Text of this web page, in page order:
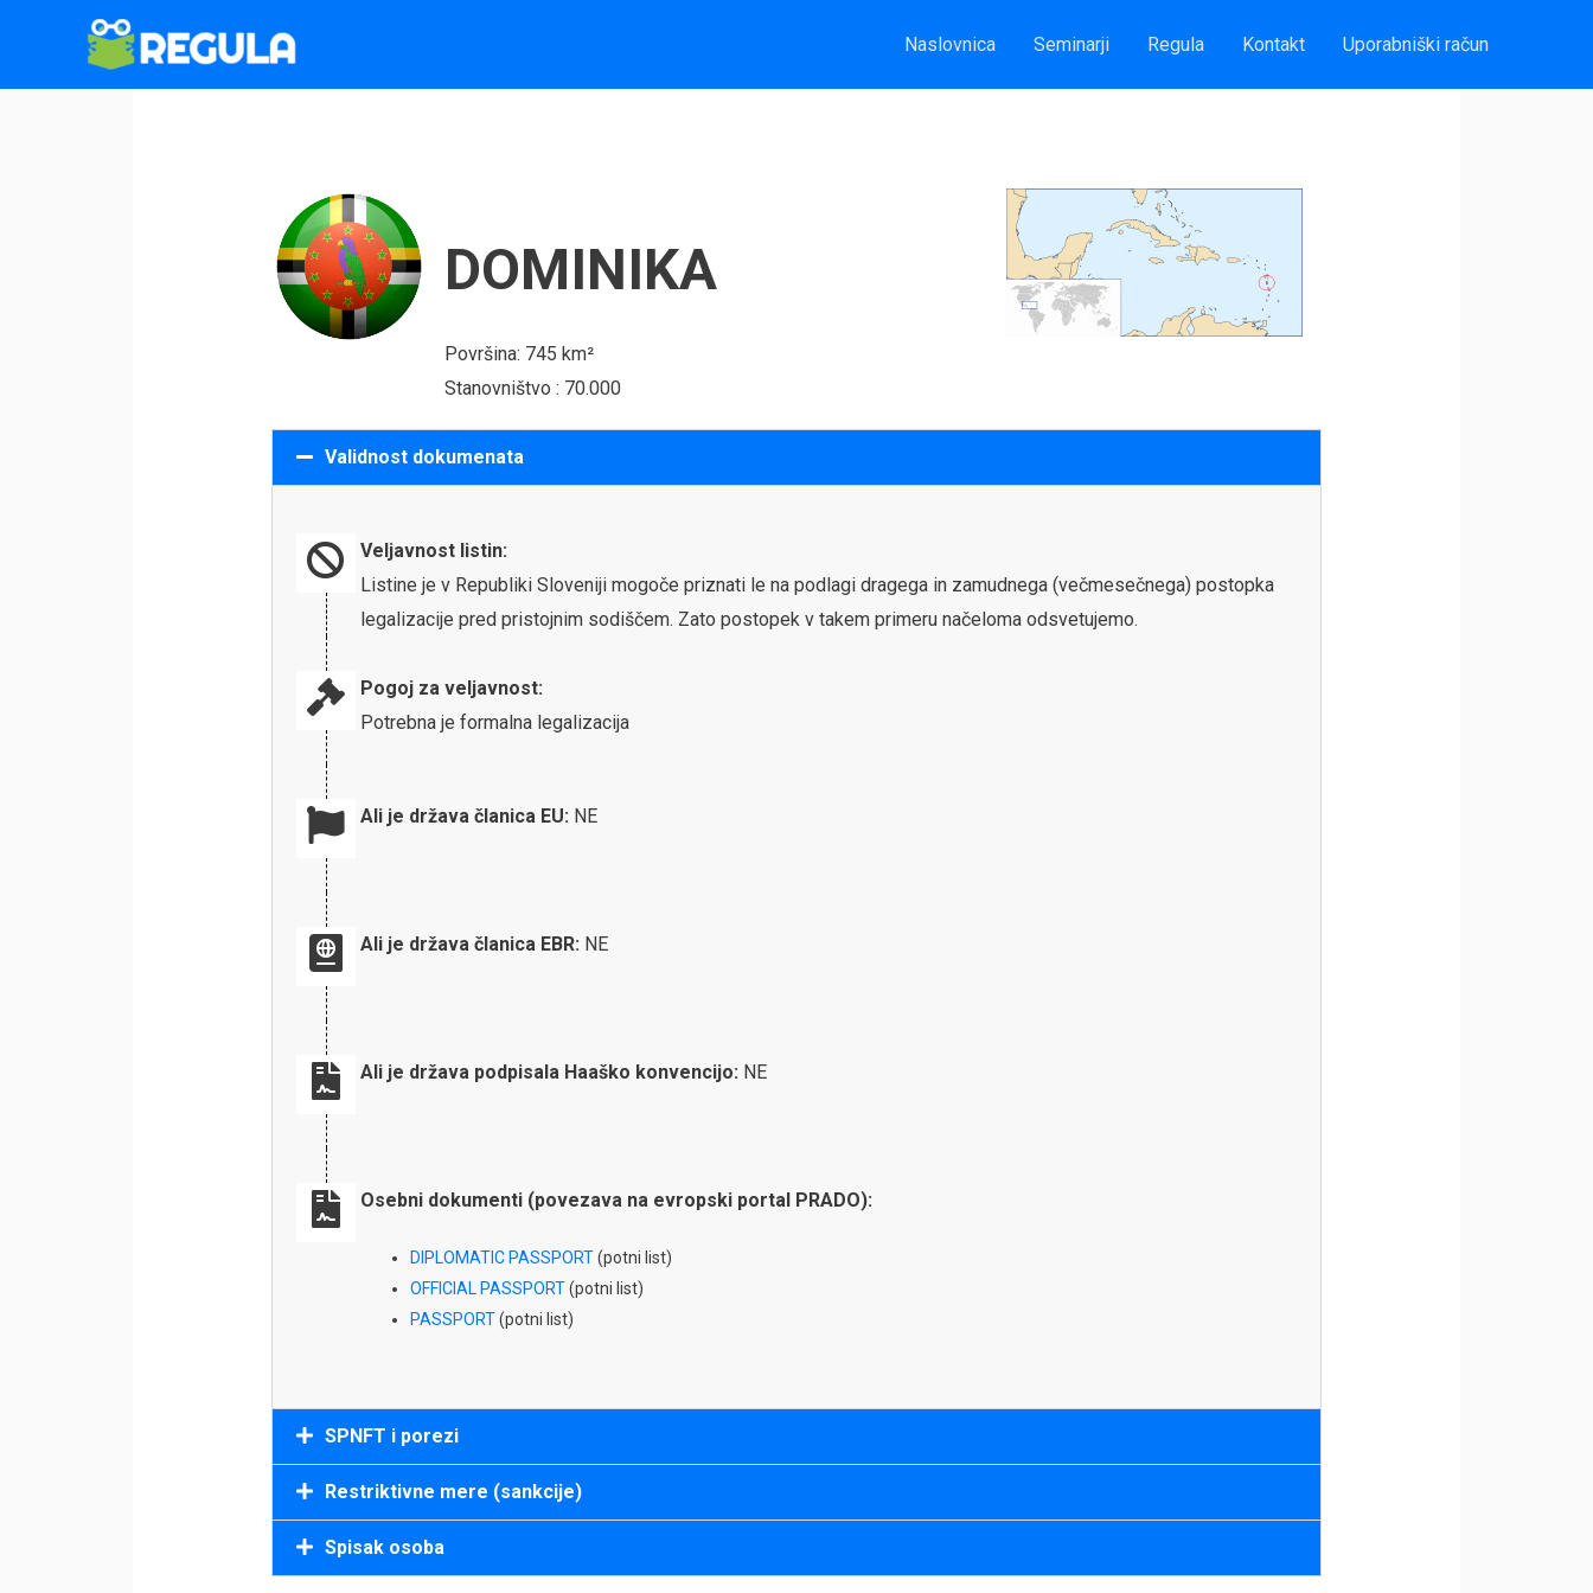
садржај
Naslovnica Seminarji Regula Kontakt Uporabniški račun
DOMINIKA
Površina: 745 km²
Stanovništvo : 70.000
Validnost dokumenata
Veljavnost listin:
Listine je v Republiki Sloveniji mogoče priznati le na podlagi dragega in zamudnega (večmesečnega) postopka
legalizacije pred pristojnim sodiščem. Zato postopek v takem primeru načeloma odsvetujemo.
Pogoj za veljavnost:
Potrebna je formalna legalizacija
Ali je država članica EU: NE
Ali je država članica EBR: NE
Ali je država podpisala Haaško konvencijo: NE
Osebni dokumenti (povezava na evropski portal PRADO):
DIPLOMATIC PASSPORT(potni list)
OFFICIAL PASSPORT(potni list)
PASSPORT(potni list)
SPNFT i porezi
Restriktivne mere (sankcije)
Spisak osoba